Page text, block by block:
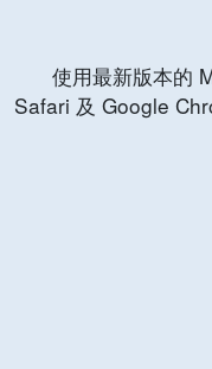
使用最新版本的
Safari 及 Google